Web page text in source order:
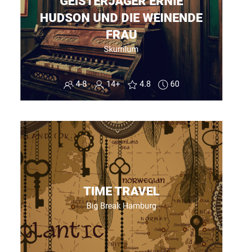
HUDSON UND DIE WEINENDE
FRAU
Skurrilum
4-8 14+ 4.8 60
TIME TRAVEL
Big Break Hamburg